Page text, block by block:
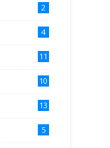
2
4
11
10
13
5